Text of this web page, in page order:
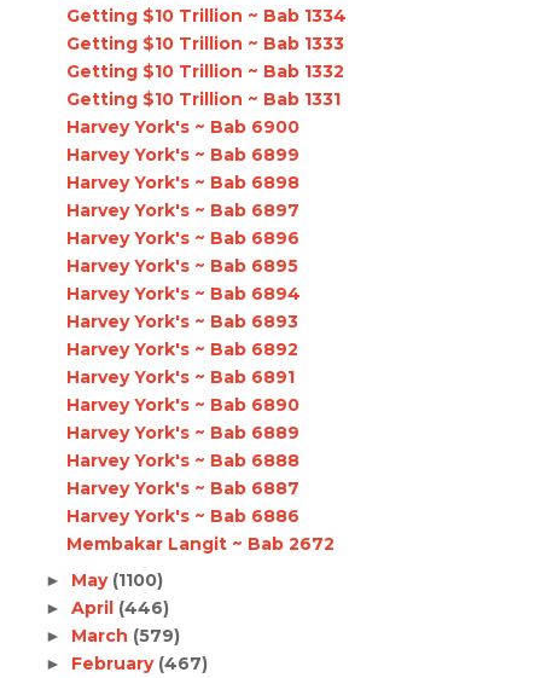
Getting $10 Trillion ~ Bab 1334
Getting $10 Trillion ~ Bab 1333
Getting $10 Trillion ~ Bab 1332
Getting $10 Trillion ~ Bab 1331
Harvey York's ~ Bab 6900
Harvey York's ~ Bab 6899
Harvey York's ~ Bab 6898
Harvey York's ~ Bab 6897
Harvey York's ~ Bab 6896
Harvey York's ~ Bab 6895
Harvey York's ~ Bab 6894
Harvey York's ~ Bab 6893
Harvey York's ~ Bab 6892
Harvey York's ~ Bab 6891
Harvey York's ~ Bab 6890
Harvey York's ~ Bab 6889
Harvey York's ~ Bab 6888
Harvey York's ~ Bab 6887
Harvey York's ~ Bab 6886
Membakar Langit ~ Bab 2672
► May (1100)
► April (446)
► March (579)
► February (467)